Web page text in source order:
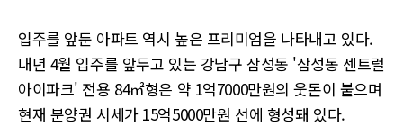
입주를 앞둔 아파트 역시 높은 프리미엄을 나타내고 있다.
내년 4월 입주를 앞두고 있는 강남구 삼성동 '삼성동 센트럴
아이파크' 전용 84㎡형은 약 1억7000만원의 웃돈이 붙으며
현재 분양권 시세가 15억5000만원 선에 형성돼 있다.